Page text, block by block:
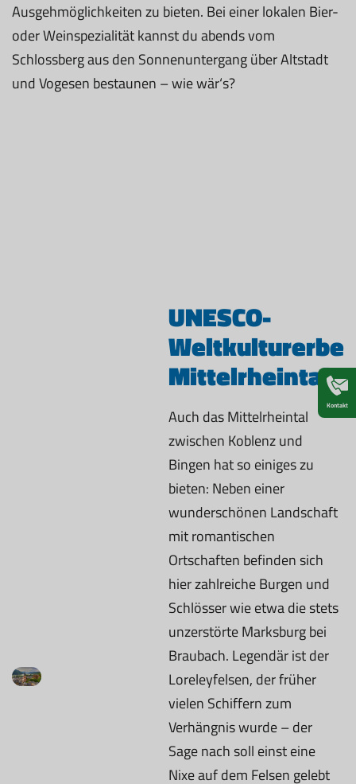
Ausgehmöglichkeiten zu bieten. Bei einer lokalen Bier-
oder Weinspezialität kannst du abends vom
Schlossberg aus den Sonnenuntergang über Altstadt
und Vogesen bestaunen – wie wär‘s?
UNESCO-
Weltkulturerbe
Mittelrheintal
Auch das Mittelrheintal
zwischen Koblenz und
Bingen hat so einiges zu
bieten: Neben einer
wunderschönen Landschaft
mit romantischen
Ortschaften befinden sich
hier zahlreiche Burgen und
Schlösser wie etwa die stets
unzerstörte Marksburg bei
Braubach. Legendär ist der
Loreleyfelsen, der früher
vielen Schiffern zum
Verhängnis wurde – der
Sage nach soll einst eine
Nixe auf dem Felsen gelebt
Kontakt